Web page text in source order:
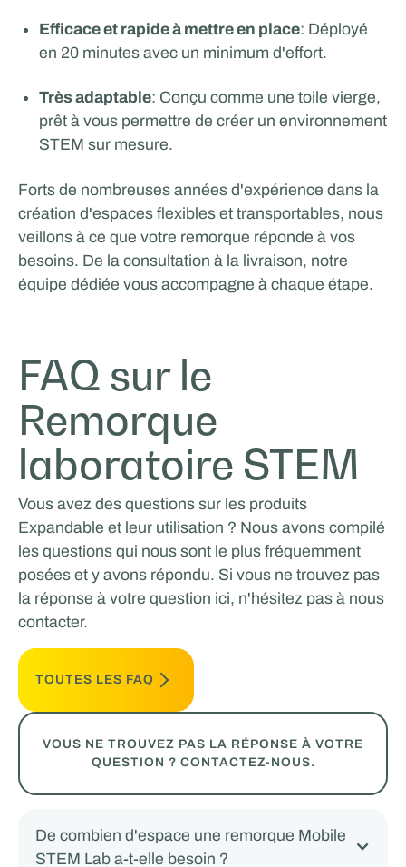
Efficace et rapide à mettre en place: Déployé
en 20 minutes avec un minimum d'effort.
Très adaptable: Conçu comme une toile vierge,
prêt à vous permettre de créer un environnement
STEM sur mesure.
Forts de nombreuses années d'expérience dans la
création d'espaces flexibles et transportables, nous
veillons à ce que votre remorque réponde à vos
besoins. De la consultation à la livraison, notre
équipe dédiée vous accompagne à chaque étape.
FAQ sur le
Remorque
laboratoire STEM
Vous avez des questions sur les produits
Expandable et leur utilisation ? Nous avons compilé
les questions qui nous sont le plus fréquemment
posées et y avons répondu. Si vous ne trouvez pas
la réponse à votre question ici, n'hésitez pas à nous
contacter.
TOUTES LES FAQ
VOUS NE TROUVEZ PAS LA RÉPONSE À VOTRE
QUESTION ? CONTACTEZ-NOUS.
De combien d'espace une remorque Mobile
STEM Lab a-t-elle besoin ?